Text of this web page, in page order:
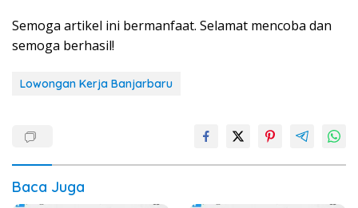
Semoga artikel ini bermanfaat. Selamat mencoba dan
semoga berhasil!
Lowongan Kerja Banjarbaru
Baca Juga